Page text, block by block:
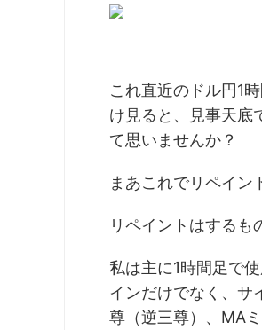
これ直近のドル円1
け見ると、見事天底
て思いませんか？
まあこれでリペイン
リペイントはするも
私は主に1時間足で
インだけでなく、サ
尊（逆三尊）、MA